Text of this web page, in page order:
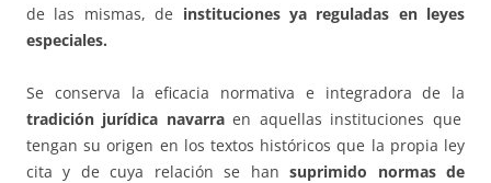
de las mismas, de instituciones ya reguladas en leyes
especiales.
Se conserva la eficacia normativa e integradora de la
tradición jurídica navarraen aquellas instituciones que
tengan su origen en los textos históricos que la propia ley
cita y de cuya relación se hansuprimido normas de